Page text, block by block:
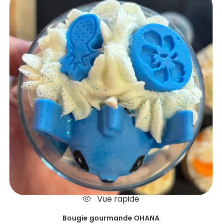
Vue rapide
Bougie gourmande OHANA